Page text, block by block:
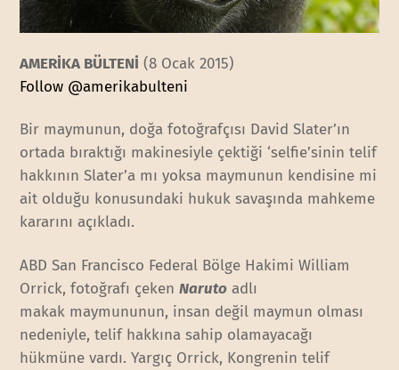
AMERİKA BÜLTENİ (8 Ocak 2015)
Follow @amerikabulteni
Bir maymunun, doğa fotoğrafçısı David Slater’ın
ortada bıraktığı makinesiyle çektiği ‘selfie’sinin telif
hakkının Slater’a mı yoksa maymunun kendisine mi
ait olduğu konusundaki hukuk savaşında mahkeme
kararını açıkladı.
ABD San Francisco Federal Bölge Hakimi William
Orrick, fotoğrafı çekenNaruto adlı
makak maymununun, insan değil maymun olması
nedeniyle, telif hakkına sahip olamayacağı
hükmüne vardı. Yargıç Orrick, Kongrenin telif